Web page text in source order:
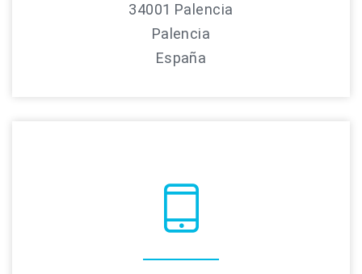
34001 Palencia
Palencia
España